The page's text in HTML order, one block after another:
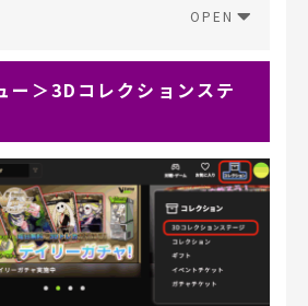
＞3Dコレクションステ